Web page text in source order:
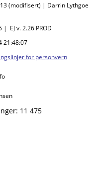
(modifisert) | Darrin Lythgoe
EJ v. 2.26 PROD
21:48:07
for personvern
11 475